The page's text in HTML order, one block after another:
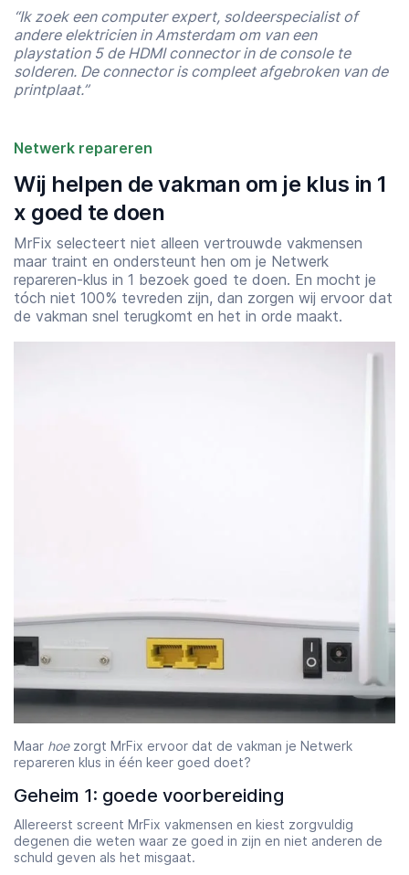
“Ik zoek een computer expert, soldeerspecialist of
andere elektricien in Amsterdam om van een
playstation 5 de HDMI connector in de console te
solderen. De connector is compleet afgebroken van de
printplaat.”
Netwerk repareren
Wij helpen de vakman om je klus in 1
x goed te doen
MrFix selecteert niet alleen vertrouwde vakmensen
maar traint en ondersteunt hen om je Netwerk
repareren-klus in 1 bezoek goed te doen. En mocht je
tóch niet 100% tevreden zijn, dan zorgen wij ervoor dat
de vakman snel terugkomt en het in orde maakt.
Maar hoezorgt MrFix ervoor dat de vakman je Netwerk
repareren klus in één keer goed doet?
Geheim 1: goede voorbereiding
Allereerst screent MrFix vakmensen en kiest zorgvuldig
degenen die weten waar ze goed in zijn en niet anderen de
schuld geven als het misgaat.